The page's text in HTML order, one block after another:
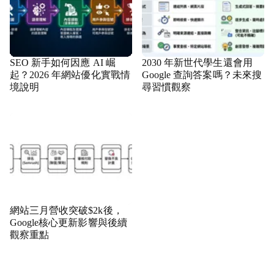
SEO 新手如何因應 AI 崛
起？2026 年網站優化實戰情
境說明
2030 年新世代學生還會用
Google 查詢答案嗎？未來搜
尋習慣觀察
網站三月營收突破$2k後，
Google核心更新影響與後續
觀察重點